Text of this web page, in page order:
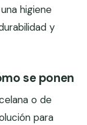
higiene
y
se ponen
o de
para